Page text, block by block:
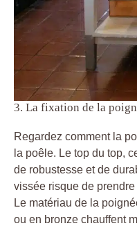
3. La fixation de la
Regardez comment la
la poêle. Le top du top,
de robustesse et de
vissée risque de
Le matériau de la
ou en bronze chauffent